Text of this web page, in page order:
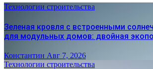
Технологии строительства
Зеленая кровля с встроенными
для модульных домов: двойная
Константин Авг 7, 2026
Технологии строительства